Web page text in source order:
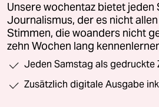
Unsere wochentaz bietet jeden
Journalismus, der es nicht
Stimmen, die woanders nicht
zehn Wochen lang
Jeden Samstag als gedruckte
Zusätzlich digitale Ausgabe